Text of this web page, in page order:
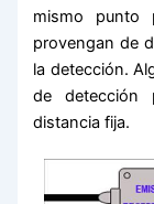
mismo punto
provengan de
la detección.
de detección
distancia fija.